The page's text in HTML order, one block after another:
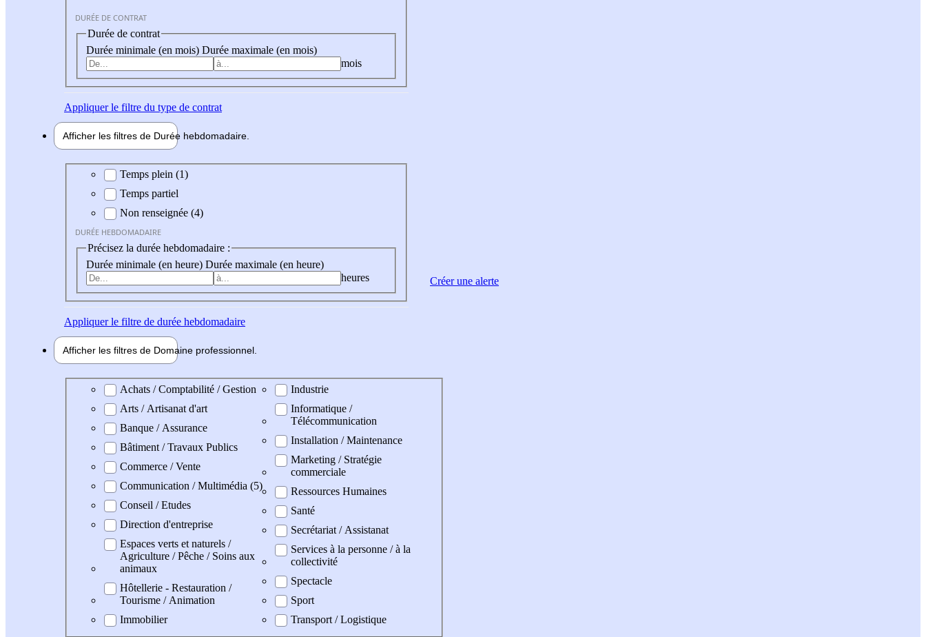
DURÉE DE CONTRAT
Durée de contrat
Durée minimale (en mois) Durée maximale (en mois)
mois
Appliquerle filtre du type de contrat
Afficher les filtres de Durée hebdomadaire
Durée hebdomadaire
Temps plein (1)
Temps partiel
Non renseignée (4)
DURÉE HEBDOMADAIRE
Précisez la durée hebdomadaire :
Durée minimale (en heure) Durée maximale (en heure)
heures
Appliquerle filtre de durée hebdomadaire
Afficher les filtres de Domaine professionnel
Domaine professionel
Achats / Comptabilité / Gestion
Arts / Artisanat d'art
Banque / Assurance
Bâtiment / Travaux Publics
Commerce / Vente
Communication / Multimédia (5)
Conseil / Etudes
Direction d'entreprise
Espaces verts et naturels /
Agriculture / Pêche / Soins aux
animaux
Hôtellerie - Restauration /
Tourisme / Animation
Immobilier
Industrie
Informatique /
Télécommunication
Installation / Maintenance
Marketing / Stratégie
commerciale
Ressources Humaines
Santé
Secrétariat / Assistanat
Services à la personne / à la
collectivité
Spectacle
Sport
Transport / Logistique
Créer une alerte